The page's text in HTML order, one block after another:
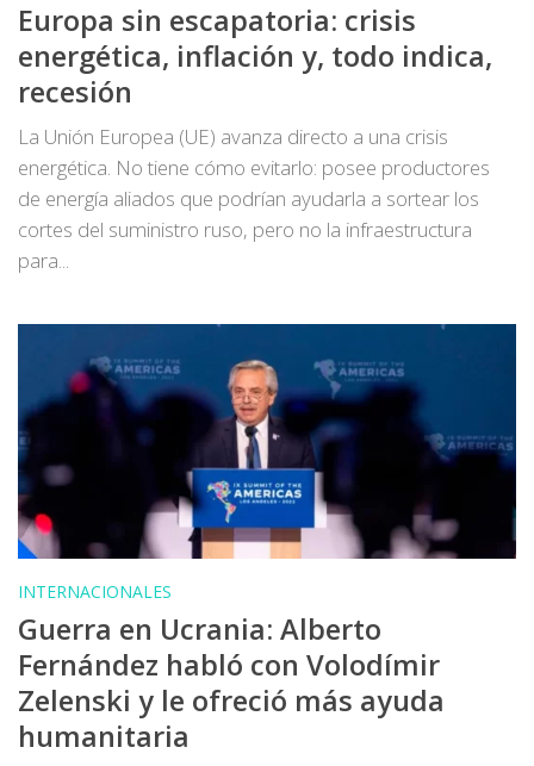
Europa sin escapatoria: crisis
energética, inflación y, todo indica,
recesión
La Unión Europea (UE) avanza directo a una crisis
energética. No tiene cómo evitarlo: posee productores
de energía aliados que podrían ayudarla a sortear los
cortes del suministro ruso, pero no la infraestructura
para...
INTERNACIONALES
Guerra en Ucrania: Alberto
Fernández habló con Volodímir
Zelenski y le ofreció más ayuda
humanitaria